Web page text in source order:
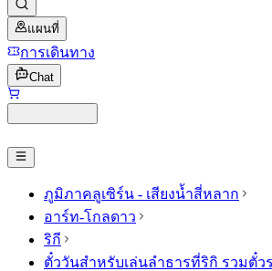
แผนที่
การเดินทาง
Chat
ภูมิภาคลูเซิร์น - เสียงน้ำสี่หลาก
อาร์ท-โกลดาว
ริกี
ตั๋ววันสำหรับเล่นลำธารที่ริกิ รวมตั๋ว